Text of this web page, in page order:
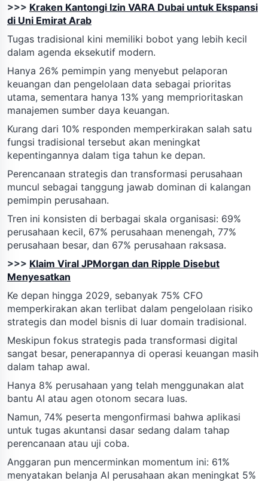
>>> Kraken Kantongi Izin VARA Dubai untuk Ekspansi
di Uni Emirat Arab
Tugas tradisional kini memiliki bobot yang lebih kecil
dalam agenda eksekutif modern.
Hanya 26% pemimpin yang menyebut pelaporan
keuangan dan pengelolaan data sebagai prioritas
utama, sementara hanya 13% yang memprioritaskan
manajemen sumber daya keuangan.
Kurang dari 10% responden memperkirakan salah satu
fungsi tradisional tersebut akan meningkat
kepentingannya dalam tiga tahun ke depan.
Perencanaan strategis dan transformasi perusahaan
muncul sebagai tanggung jawab dominan di kalangan
pemimpin perusahaan.
Tren ini konsisten di berbagai skala organisasi: 69%
perusahaan kecil, 67% perusahaan menengah, 77%
perusahaan besar, dan 67% perusahaan raksasa.
>>> Klaim Viral JPMorgan dan Ripple Disebut
Menyesatkan
Ke depan hingga 2029, sebanyak 75% CFO
memperkirakan akan terlibat dalam pengelolaan risiko
strategis dan model bisnis di luar domain tradisional.
Meskipun fokus strategis pada transformasi digital
sangat besar, penerapannya di operasi keuangan masih
dalam tahap awal.
Hanya 8% perusahaan yang telah menggunakan alat
bantu AI atau agen otonom secara luas.
Namun, 74% peserta mengonfirmasi bahwa aplikasi
untuk tugas akuntansi dasar sedang dalam tahap
perencanaan atau uji coba.
Anggaran pun mencerminkan momentum ini: 61%
menyatakan belanja AI perusahaan akan meningkat 5%